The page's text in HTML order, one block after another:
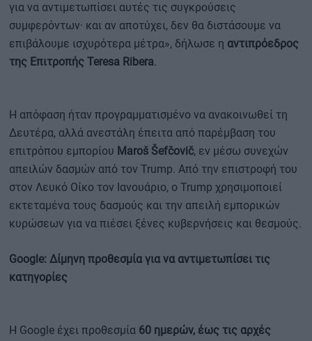
για να αντιμετωπίσει αυτές τις συγκρούσεις
συμφερόντων· και αν αποτύχει, δεν θα διστάσουμε να
επιβάλουμε ισχυρότερα μέτρα», δήλωσε η αντιπρόεδρος
της Επιτροπής Teresa Ribera.
Η απόφαση ήταν προγραμματισμένο να ανακοινωθεί τη
Δευτέρα, αλλά ανεστάλη έπειτα από παρέμβαση του
επιτρόπου εμπορίου Maroš Šefčovič, εν μέσω συνεχών
απειλών δασμών από τον Trump. Από την επιστροφή του
στον Λευκό Οίκο τον Ιανουάριο, ο Trump χρησιμοποιεί
εκτεταμένα τους δασμούς και την απειλή εμπορικών
κυρώσεων για να πιέσει ξένες κυβερνήσεις και θεσμούς.
Google: Δίμηνη προθεσμία για να αντιμετωπίσει τις
κατηγορίες
Η Google έχει προθεσμία 60 ημερών, έως τις αρχές